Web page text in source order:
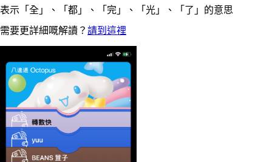
表示「全」、「都」、「完」、「光」、「了」的意思
需要更詳細嘅解讀？ 請到這𥚃